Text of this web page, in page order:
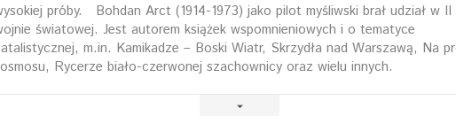
próby. Bohdan Arct (1914-1973) jako pilot myśliwski brał udział w II
światowej. Jest autorem książek wspomnieniowych i o tematyce
m.in. Kamikadze – Boski Wiatr, Skrzydła nad Warszawą, Na
Rycerze biało-czerwonej szachownicy oraz wielu innych.